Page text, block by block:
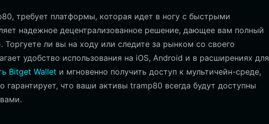
требует платформы, которая идет в ногу с быстрыми
надежное децентрализованное решение, дающее вам полный
ли вы на ходу или следите за рынком со своего
удобство использования на iOS, Android и в расширениях для
Bitget Wallet и мгновенно получить доступ к мультичейн-среде,
что ваши активы tramp80 всегда будут доступны